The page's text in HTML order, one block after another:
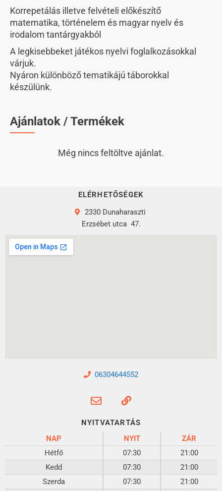
Korrepetálás illetve felvételi előkészítő
matematika, történelem és magyar nyelv és
irodalom tantárgyakból
A legkisebbeket játékos nyelvi foglalkozásokkal
várjuk.
Nyáron különböző tematikájú táborokkal
készülünk.
Ajánlatok / Termékek
Még nincs feltöltve ajánlat.
ELÉRHETŐSÉGEK
2330 Dunaharaszti
Erzsébet utca 47.
06304644552
NYITVATARTÁS
NAP
NYIT
ZÁR
Hétfő
07:30
21:00
Kedd
07:30
21:00
Szerda
07:30
21:00